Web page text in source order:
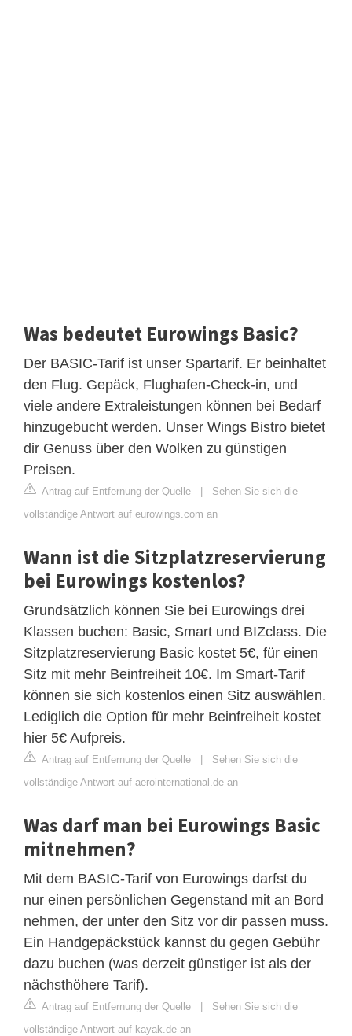
Was bedeutet Eurowings Basic?
Der BASIC-Tarif ist unser Spartarif. Er beinhaltet
den Flug. Gepäck, Flughafen-Check-in, und
viele andere Extraleistungen können bei Bedarf
hinzugebucht werden. Unser Wings Bistro bietet
dir Genuss über den Wolken zu günstigen
Preisen.
Antrag auf Entfernung der Quelle | Sehen Sie sich die
vollständige Antwort auf eurowings.com an
Wann ist die Sitzplatzreservierung
bei Eurowings kostenlos?
Grundsätzlich können Sie bei Eurowings drei
Klassen buchen: Basic, Smart und BIZclass. Die
Sitzplatzreservierung Basic kostet 5€, für einen
Sitz mit mehr Beinfreiheit 10€. Im Smart-Tarif
können sie sich kostenlos einen Sitz auswählen.
Lediglich die Option für mehr Beinfreiheit kostet
hier 5€ Aufpreis.
Antrag auf Entfernung der Quelle | Sehen Sie sich die
vollständige Antwort auf aerointernational.de an
Was darf man bei Eurowings Basic
mitnehmen?
Mit dem BASIC-Tarif von Eurowings darfst du
nur einen persönlichen Gegenstand mit an Bord
nehmen, der unter den Sitz vor dir passen muss.
Ein Handgepäckstück kannst du gegen Gebühr
dazu buchen (was derzeit günstiger ist als der
nächsthöhere Tarif).
Antrag auf Entfernung der Quelle | Sehen Sie sich die
vollständige Antwort auf kayak.de an